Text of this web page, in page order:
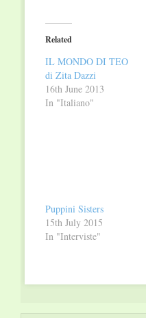
(Opens
in
new
Related
IL MONDO DI TEO
di Zita Dazzi
16th June 2013
In "Italiano"
Puppini Sisters
15th July 2015
In "Interviste"